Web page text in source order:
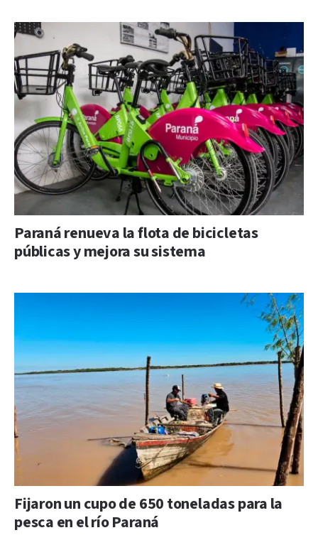
Paraná renueva la flota de bicicletas
públicas y mejora su sistema
Fijaron un cupo de 650 toneladas para la
pesca en el río Paraná